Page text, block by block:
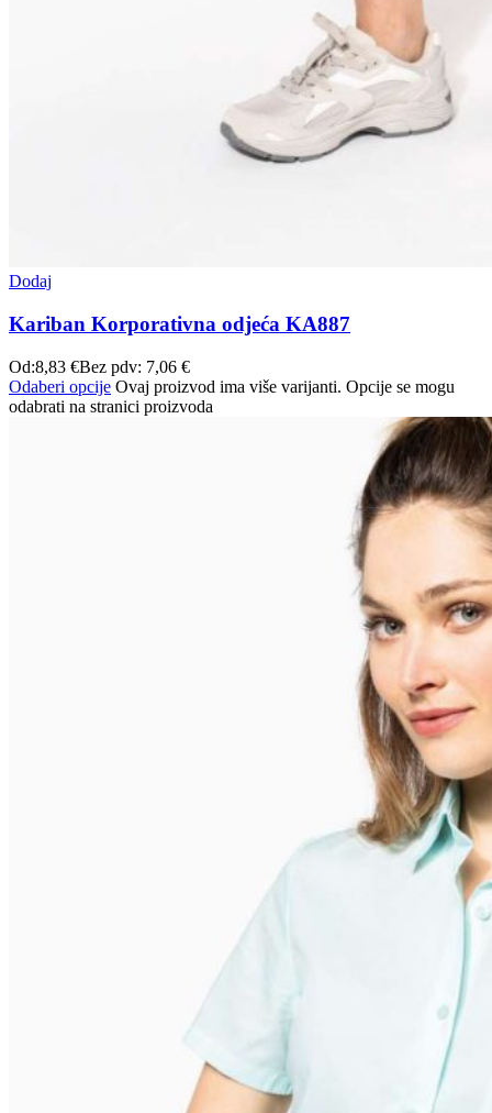
Dodaj
Kariban Korporativna odjeća KA887
Od:8,83 €Bez pdv: 7,06 €
Odaberi opcije Ovaj proizvod ima više varijanti. Opcije se mogu
odabrati na stranici proizvoda